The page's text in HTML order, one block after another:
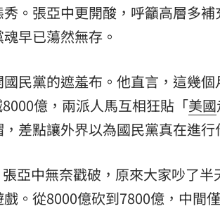
。張亞中更開酸，呼籲高層多
早已蕩然無存。
民黨的遮羞布。他直言，這幾
億，兩派人馬互相狂貼「美國
差點讓外界以為國民黨真在進行
亞中無奈戳破，原來大家吵了
。從8000億砍到7800億，中間